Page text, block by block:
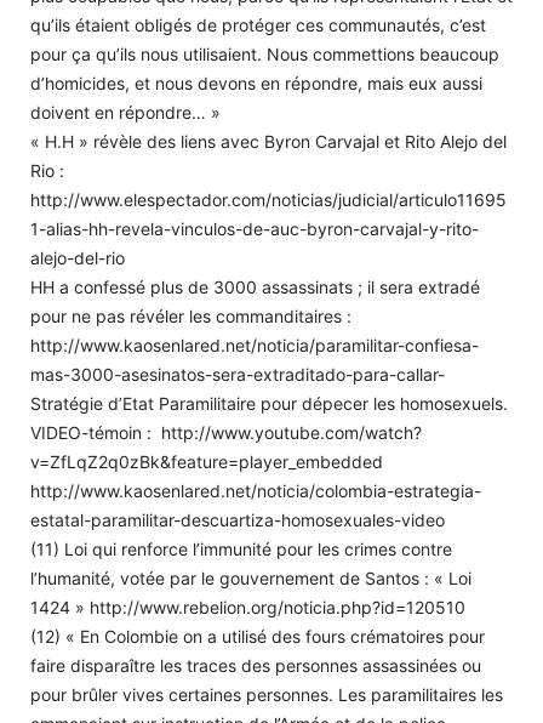
qu’ils étaient obligés de protéger ces communautés, c’est
pour ça qu’ils nous utilisaient. Nous commettions beaucoup
d’homicides, et nous devons en répondre, mais eux aussi
doivent en répondre… »
« H.H » révèle des liens avec Byron Carvajal et Rito Alejo del
Rio :
http://www.elespectador.com/noticias/judicial/articulo11695
1-alias-hh-revela-vinculos-de-auc-byron-carvajal-y-rito-
alejo-del-rio
HH a confessé plus de 3000 assassinats ; il sera extradé
pour ne pas révéler les commanditaires :
http://www.kaosenlared.net/noticia/paramilitar-confiesa-
mas-3000-asesinatos-sera-extraditado-para-callar-
Stratégie d’Etat Paramilitaire pour dépecer les homosexuels.
VIDEO-témoin : http://www.youtube.com/watch?
v=ZfLqZ2q0zBk&feature=player_embedded
http://www.kaosenlared.net/noticia/colombia-estrategia-
estatal-paramilitar-descuartiza-homosexuales-video
(11) Loi qui renforce l’immunité pour les crimes contre
l’humanité, votée par le gouvernement de Santos : « Loi
1424 » http://www.rebelion.org/noticia.php?id=120510
(12) « En Colombie on a utilisé des fours crématoires pour
faire disparaître les traces des personnes assassinées ou
pour brûler vives certaines personnes. Les paramilitaires les